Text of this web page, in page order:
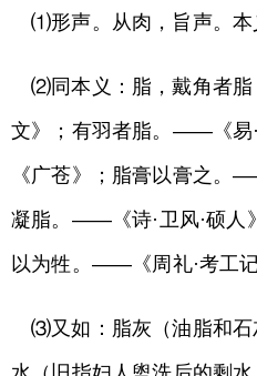
⑴形声。从肉，旨声。本
⑵同本义：脂，戴角者
文》；有羽者脂。——《
《广苍》；脂膏以膏之。
凝脂。——《诗·卫风·硕人
以为牲。——《周礼·考工记
⑶又如：脂灰（油脂和石